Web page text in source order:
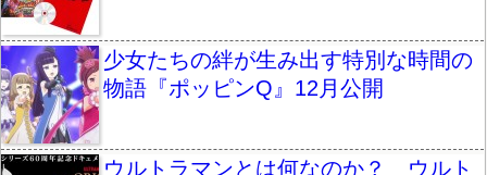
少女たちの絆が生み出す特別な時間の
物語『ポッピンQ』12月公開
ウルトラマンとは何なのか？ ウルト